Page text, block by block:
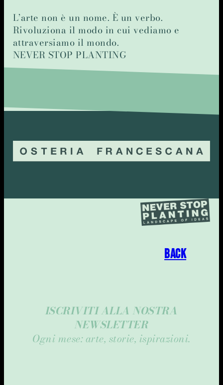
L’arte non è un nome. È un verbo.
Rivoluziona il modo in cui vediamo e
attraversiamo il mondo.
NEVER STOP PLANTING
BACK
ISCRIVITI ALLA NOSTRA
NEWSLETTER
Ogni mese: arte, storie, ispirazioni.